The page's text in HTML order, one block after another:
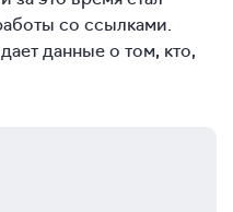
со ссылками.
данные о том, кто,